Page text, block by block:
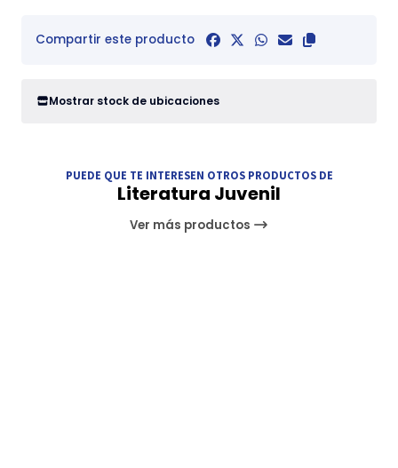
Compartir este producto
Mostrar stock de ubicaciones
PUEDE QUE TE INTERESEN OTROS PRODUCTOS DE
Literatura Juvenil
Ver más productos